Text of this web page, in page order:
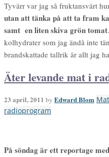
Tyvärr var jag så fruktansvärt
utan att tänka på att ta fram
samt en liten skiva grön tomat
kolhydrater som jag ändå inte
brandskattade tallrik är allt jag
Äter levande mat i
23 april, 2011 by Edward Blom
radioprogram
På söndag är ett reportage